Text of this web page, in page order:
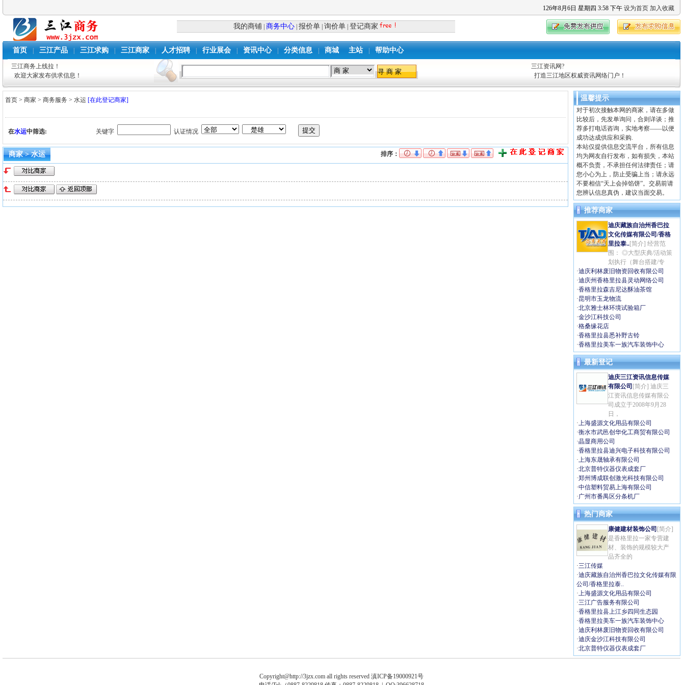
126年8月 6日 星期四 3:58 下午 设为首页 加入收藏
我的商铺 商务中心 报价单 询价单 登记商家
首页 三江产品 三江求购 三江商家 人才招聘 行业展会 资讯中心 分类信息 商城 主站 帮助中心
三江商务上线拉！
欢迎大家发布供求信息！
三江资讯网?
打造三江地区权威资讯网络门户！
首页 >商家 >商务服务 >水运 [在此登记商家]
在水运中筛选: 关键字 认证情况
商家 > 水运 排序：
温馨提示
对于初次接触本网的商家，请在多做
比较后，先发单询问，合则详谈；推
荐多打电话咨询，实地考察——以便
成功达成供应和采购.
本站仅提供信息交流平台，所有信息
均为网友自行发布，如有损失，本站
概不负责，不承担任何法律责任；请
您小心为上，防止受骗上当；请永远
不要相信“天上会掉馅饼”。交易前请
您辨认信息真伪，建议当面交易。
推荐商家
迪庆藏族自治州香巴拉
文化传媒有限公司/香格
里拉泰..[简介] 经营范
围： ◎大型庆典/活动策
划执行（舞台搭建/专
·迪庆利林废旧物资回收有限公司
·迪庆州香格里拉县灵动网络公司
·香格里拉森吉尼达酥油茶馆
·昆明市玉龙物流
·北京雅士林环境试验箱厂
·金沙江科技公司
·格桑缘花店
·香格里拉县悉补野古铃
·香格里拉美车一族汽车装饰中心
最新登记
迪庆三江资讯信息传媒
有限公司 [简介] 迪庆三
江资讯信息传媒有限公
司成立于2008年9月28
日，
·上海盛源文化用品有限公司
·衡水市武邑创华化工商贸有限公司
·晶显商用公司
·香格里拉县迪兴电子科技有限公司
·上海东晟轴承有限公司
·北京普特仪器仪表成套厂
·郑州博成联创激光科技有限公司
·中信塑料贸易上海有限公司
·广州市番禺区分条机厂
热门商家
康健建材装饰公司 [简介]
是香格里拉一家专营建
材、装饰的规模较大产
品齐全的
·三江传媒
·迪庆藏族自治州香巴拉文化传媒有限
公司/香格里拉泰..
·上海盛源文化用品有限公司
·三江广告服务有限公司
·香格里拉县上江乡四同生态园
·香格里拉美车一族汽车装饰中心
·迪庆利林废旧物资回收有限公司
·迪庆金沙江科技有限公司
·北京普特仪器仪表成套厂
Copyright@http://3jzx.com all rights reserved滇ICP备19000921号